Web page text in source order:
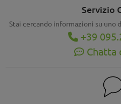
Servizio
Stai cercando informazioni su
+39
Chatta